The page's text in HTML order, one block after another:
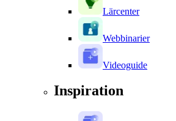
Lärcenter
Webbinarier
Videoguide
Inspiration